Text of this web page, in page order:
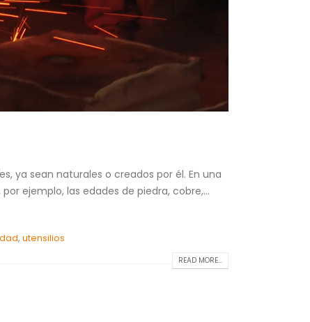
ya sean naturales o creados por él. En una
ejemplo, las edades de piedra, cobre,...
, utensilios
READ MORE...